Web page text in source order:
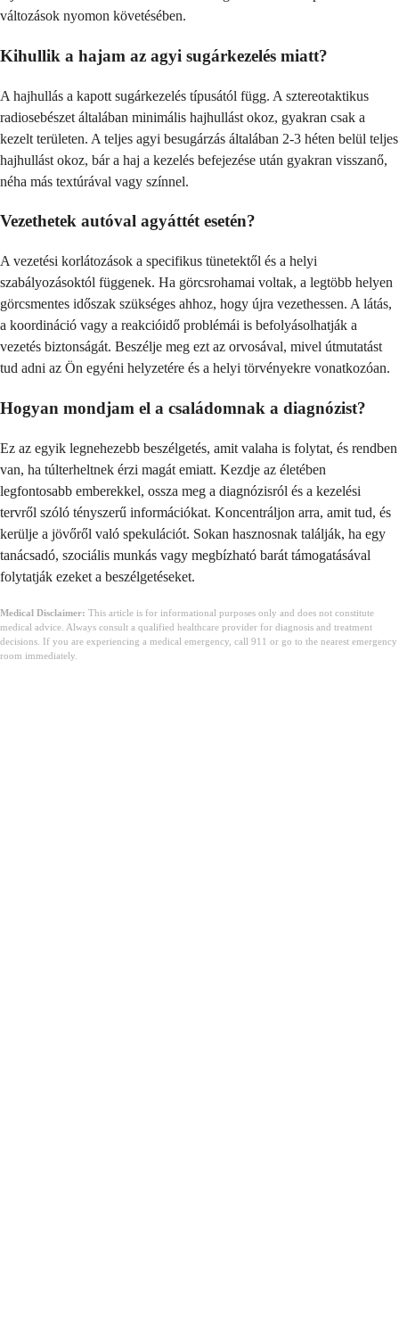
változások nyomon követésében.
Kihullik a hajam az agyi sugárkezelés miatt?
A hajhullás a kapott sugárkezelés típusától függ. A sztereotaktikus
radiosebészet általában minimális hajhullást okoz, gyakran csak a
kezelt területen. A teljes agyi besugárzás általában 2-3 héten belül teljes
hajhullást okoz, bár a haj a kezelés befejezése után gyakran visszanő,
néha más textúrával vagy színnel.
Vezethetek autóval agyáttét esetén?
A vezetési korlátozások a specifikus tünetektől és a helyi
szabályozásoktól függenek. Ha görcsrohamai voltak, a legtöbb helyen
görcsmentes időszak szükséges ahhoz, hogy újra vezethessen. A látás,
a koordináció vagy a reakcióidő problémái is befolyásolhatják a
vezetés biztonságát. Beszélje meg ezt az orvosával, mivel útmutatást
tud adni az Ön egyéni helyzetére és a helyi törvényekre vonatkozóan.
Hogyan mondjam el a családomnak a diagnózist?
Ez az egyik legnehezebb beszélgetés, amit valaha is folytat, és rendben
van, ha túlterheltnek érzi magát emiatt. Kezdje az életében
legfontosabb emberekkel, ossza meg a diagnózisról és a kezelési
tervről szóló tényszerű információkat. Koncentráljon arra, amit tud, és
kerülje a jövőről való spekulációt. Sokan hasznosnak találják, ha egy
tanácsadó, szociális munkás vagy megbízható barát támogatásával
folytatják ezeket a beszélgetéseket.
Medical Disclaimer: This article is for informational purposes only and does not constitute
medical advice. Always consult a qualified healthcare provider for diagnosis and treatment
decisions. If you are experiencing a medical emergency, call 911 or go to the nearest emergency
room immediately.